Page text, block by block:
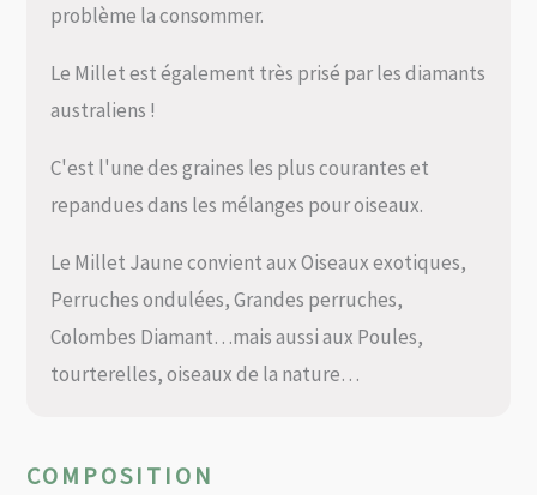
problème la consommer.
Le Millet est également très prisé par les diamants
australiens !
C'est l'une des graines les plus courantes et
repandues dans les mélanges pour oiseaux.
Le Millet Jaune convient aux Oiseaux exotiques,
Perruches ondulées, Grandes perruches,
Colombes Diamant…mais aussi aux Poules,
tourterelles, oiseaux de la nature…
COMPOSITION